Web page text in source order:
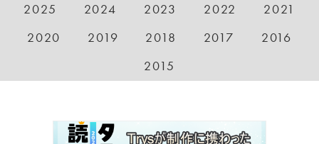
2025 2024 2023 2022
2021
2020
2019 2018 2017
2016
2015